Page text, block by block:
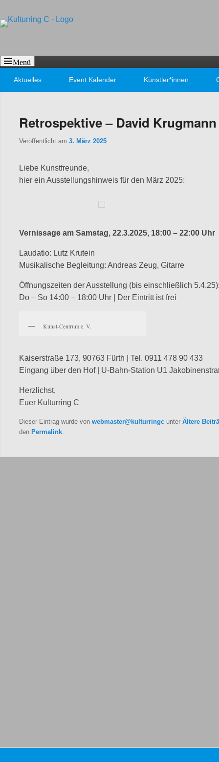
Kulturring C
Menü
Aktuelles Event Kalender Künstler*innen
Retrospektive – David Krugmann
Veröffentlicht am 3. März 2025
Liebe Kunstfreunde,
hier ein Ausstellungshinweis für den März 2025:
Vernissage am Samstag, 22.3.2025, 18:00 – 22:00 Uhr
Laudatio: Lutz Krutein
Musikalische Begleitung: Andreas Zeug, Gitarre
Öffnungszeiten der Ausstellung (bis einschließlich
Do – So 14:00 – 18:00 Uhr | Der Eintritt ist frei
Kunst-Centrum e. V.
Kaiserstraße 173, 90763 Fürth | Tel. 0911 478 90 433
Eingang über den Hof | U-Bahn-Station U1
Herzlichst,
Euer Kulturring C
Dieser Eintrag wurde von webmaster@kulturringc unter Ältere
den Permalink